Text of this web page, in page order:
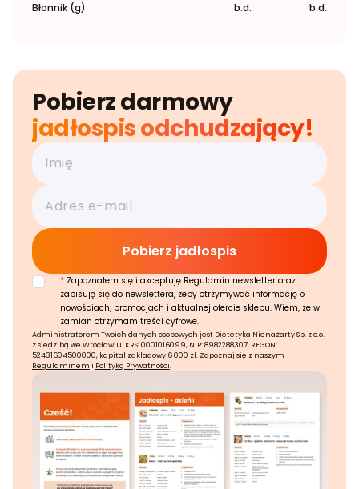
Błonnik (g) b.d. b.d.
Pobierz darmowy
jadłospis odchudzający!
* Zapoznałem się i akceptuję Regulamin newsletter oraz
zapisuję się do newslettera, żeby otrzymywać informację o
nowościach, promocjach i aktualnej ofercie sklepu. Wiem, że w
zamian otrzymam treści cyfrowe.
Administratorem Twoich danych osobowych jest Dietetyka Nienażarty Sp. z o.o.
z siedzibą we Wrocławiu. KRS: 0001016099, NIP: 8982288307, REGON:
52431604500000, kapitał zakładowy 6 000 zł. Zapoznaj się z naszym
Regulaminem i Polityką Prywatności.